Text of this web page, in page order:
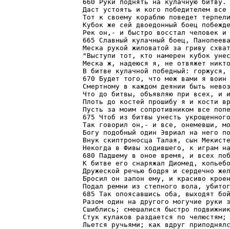
660 Руки поднять на кулачную битву.
Даст устоять и кого победителем
Тот к своему кораблю поведет
Кубок же сей двоедонный боец
Рек он,- и быстро восстал человек и
665 Славный кулачный боец,
Меска рукой жиловатой за гриву
"Выступи тот, кто намерен кубок
Меска ж, надеюся я, не отвяжет
В битве кулачной победный:
670 Будет того, что меж вами я
Смертному в каждом деянии быть
Что до битвы, объявляю при всех, и
Плоть до костей прошибу я и кости
Пусть за моим сопротивником все
675 Чтоб из битвы унесть
Так говорил он,- и все, онемевши,
Богу подобный один Эвриал на него
Внук скиптроносца Талая, сын
Некогда в Фивы ходившего, к играм
680 Падшему в оное время, и всех
К битве его снаряжал Диомед,
Дружеской речью бодря и сердечно
Бросил он запон ему, и красиво
Подал ремни из степного вола,
685 Так опоясавшись оба, выходят
Разом один на другого могучие руки
Сшиблись; смешалися быстро
Стук кулаков раздается по
Льется ручьями; как вдруг